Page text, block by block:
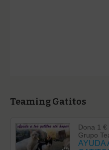
Teaming Gatitos